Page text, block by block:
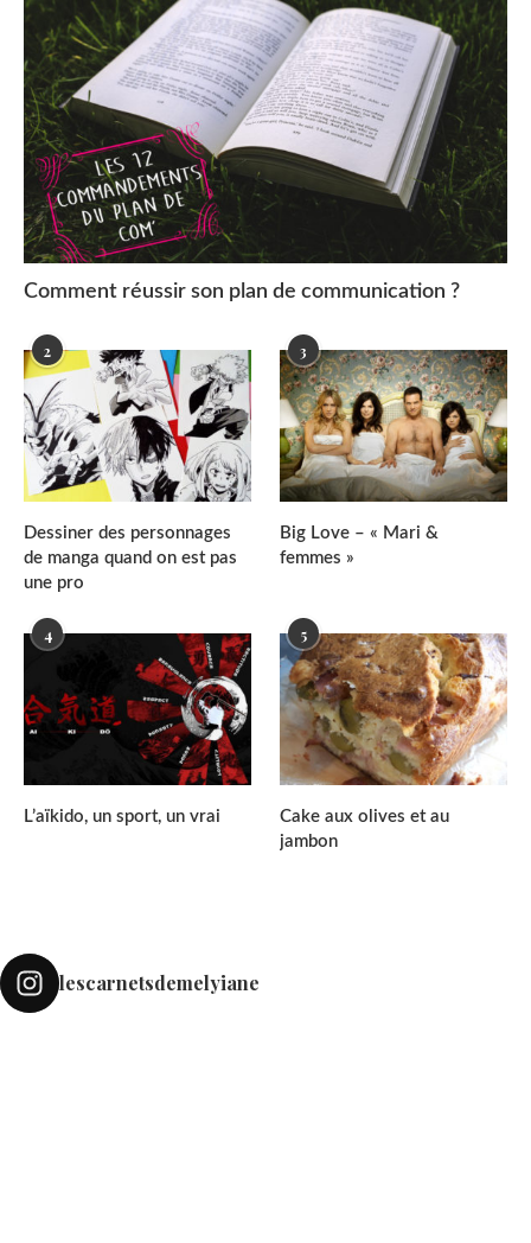
Comment réussir son plan de communication ?
2
Dessiner des personnages
de manga quand on est pas
une pro
3
Big Love – « Mari &
femmes »
4
L’aïkido, un sport, un vrai
5
Cake aux olives et au
jambon
lescarnetsdemelyiane